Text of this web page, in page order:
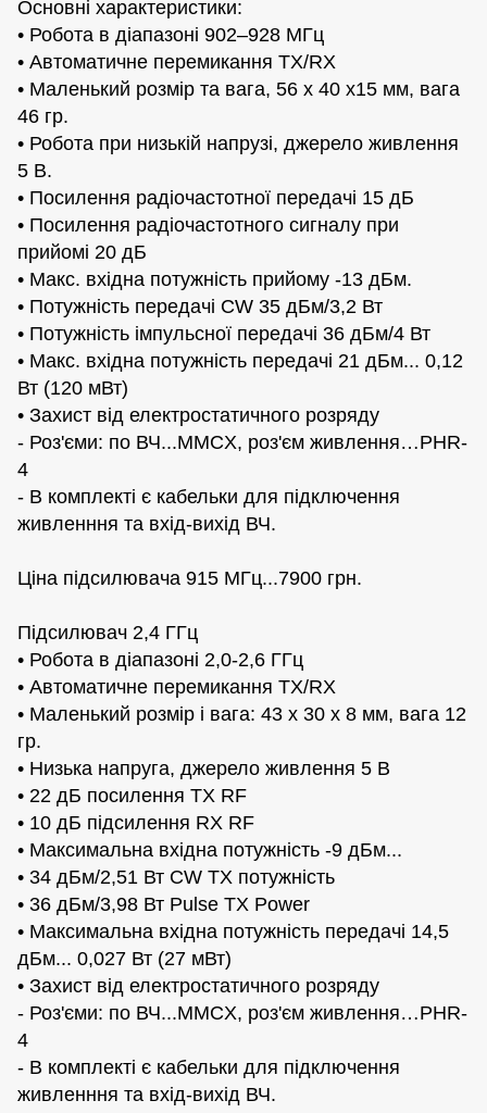
Основні характеристики:
• Робота в діапазоні 902–928 МГц
• Автоматичне перемикання TX/RX
• Маленький розмір та вага, 56 х 40 х15 мм, вага
46 гр.
• Робота при низькій напрузі, джерело живлення
5 В.
• Посилення радіочастотної передачі 15 дБ
• Посилення радіочастотного сигналу при
прийомі 20 дБ
• Макс. вхідна потужність прийому -13 дБм.
• Потужність передачі CW 35 дБм/3,2 Вт
• Потужність імпульсної передачі 36 дБм/4 Вт
• Макс. вхідна потужність передачі 21 дБм... 0,12
Вт (120 мВт)
• Захист від електростатичного розряду
- Роз'єми: по ВЧ...MMCX, роз'єм живлення…PHR-
4
- В комплекті є кабельки для підключення
живленння та вхід-вихід ВЧ.
Цiна підсилювача 915 МГц...7900 грн.
Підсилювач 2,4 ГГц
• Робота в діапазоні 2,0-2,6 ГГц
• Автоматичне перемикання TX/RX
• Маленький розмір i вага: 43 х 30 х 8 мм, вага 12
гр.
• Низька напруга, джерело живлення 5 В
• 22 дБ посилення TX RF
• 10 дБ підсилення RX RF
• Максимальна вхідна потужність -9 дБм...
• 34 дБм/2,51 Вт CW TX потужність
• 36 дБм/3,98 Вт Pulse TX Power
• Максимальна вхідна потужність передачі 14,5
дБм... 0,027 Вт (27 мВт)
• Захист від електростатичного розряду
- Роз'єми: по ВЧ...MMCX, роз'єм живлення…PHR-
4
- В комплекті є кабельки для підключення
живленння та вхід-вихід ВЧ.